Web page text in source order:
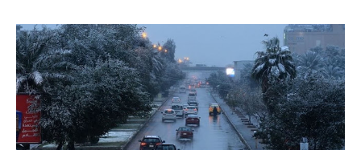
القروض والسلف
المنح المالية
قطع الاراضي